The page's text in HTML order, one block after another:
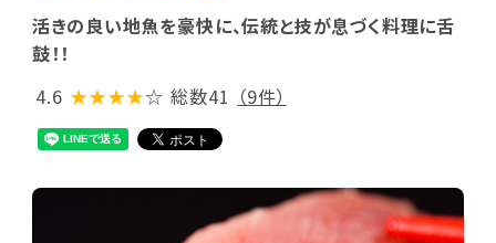
活きの良い地魚を豪快に、伝統と技が息づく料理に舌
鼓！！
4.6 ★★★★☆ 総数41 （9件）